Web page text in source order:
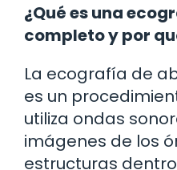
¿Qué es una
completo y por
La ecografía de
es un
utiliza ondas
imágenes de los
estructuras